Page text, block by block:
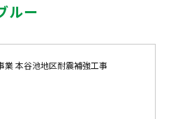
ルー
業 本谷池地区耐震補強工事